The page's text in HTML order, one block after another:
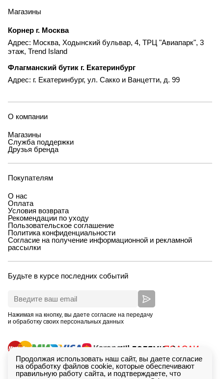
Магазины
Корнер г. Москва
Адрес: Москва, Ходынский бульвар, 4, ТРЦ "Авиапарк", 3
этаж, Trend Island
Флагманский бутик г. Екатеринбург
Адрес: г. Екатеринбург, ул. Сакко и Ванцетти, д. 99
О компании
Магазины
Служба поддержки
Друзья бренда
Покупателям
О нас
Оплата
Условия возврата
Рекомендации по уходу
Пользовательское соглашение
Политика конфиденциальности
Согласие на получение информационной и рекламной
рассылки
Будьте в курсе последних событий
Нажимая на кнопку, вы даете согласие на передачу
и обработку своих персональных данных
Продолжая использовать наш сайт, вы даете согласие
на обработку файлов cookie, которые обеспечивают
правильную работу сайта, и подтверждаете, что